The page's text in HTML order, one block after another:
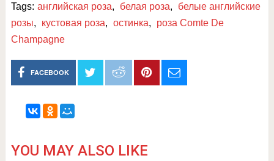
Tags: английская роза, белая роза,
белые английские
розы, кустовая роза, остинка,
роза Comte De
Champagne
FACEBOOK
YOU MAY ALSO LIKE